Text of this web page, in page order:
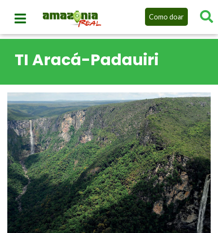
Como doar
TI Aracá-Padauiri